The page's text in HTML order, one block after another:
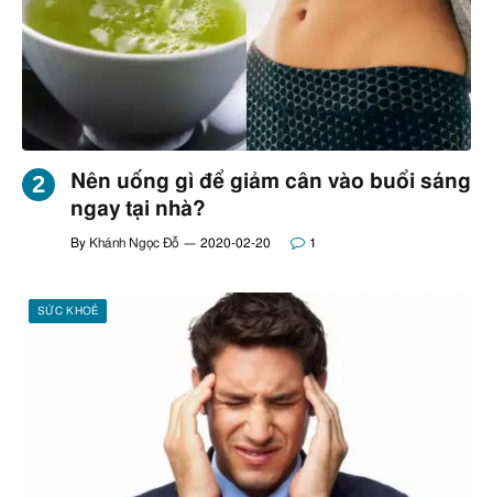
Nên uống gì để giảm cân vào buổi sáng
ngay tại nhà?
By Khánh Ngọc Đỗ 2020-02-20 1
SỨC KHOẺ